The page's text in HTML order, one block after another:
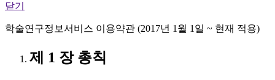
닫기
학술연구정보서비스 이용약관 (2017년 1월 1일 ~ 현재 적용)
제 1 장 총칙